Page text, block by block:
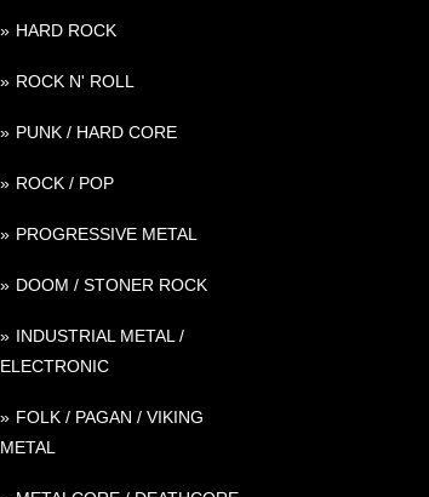
HARD ROCK
ROCK N' ROLL
PUNK / HARD CORE
ROCK / POP
PROGRESSIVE METAL
DOOM / STONER ROCK
INDUSTRIAL METAL /
ELECTRONIC
FOLK / PAGAN / VIKING
METAL